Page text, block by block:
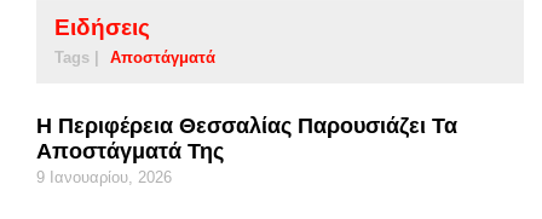
Ειδήσεις
Tags | Αποστάγματά
Η Περιφέρεια Θεσσαλίας Παρουσιάζει Τα
Αποστάγματά Της
9 Ιανουαρίου, 2026